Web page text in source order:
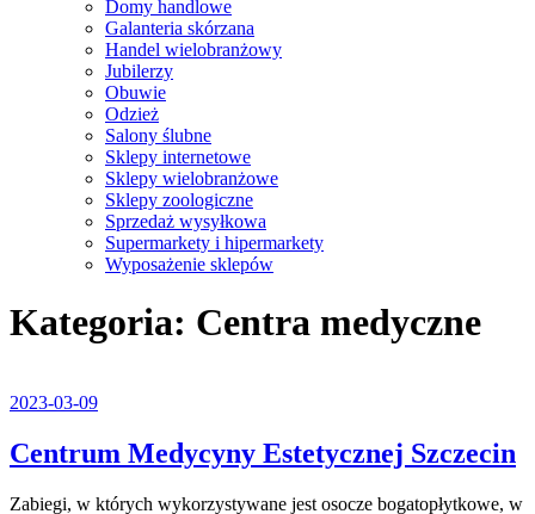
Domy handlowe
Galanteria skórzana
Handel wielobranżowy
Jubilerzy
Obuwie
Odzież
Salony ślubne
Sklepy internetowe
Sklepy wielobranżowe
Sklepy zoologiczne
Sprzedaż wysyłkowa
Supermarkety i hipermarkety
Wyposażenie sklepów
Menu
Kategoria: Centra medyczne
2023-03-092023-
Centrum Medycyny Estetycznej Szczecin
Zabiegi, w których wykorzystywane jest osocze bogatopłytkowe, w